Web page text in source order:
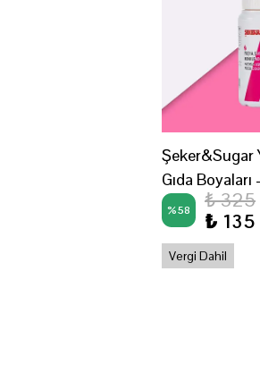
Şeker&Sugar
Gıda Boyaları
%58
₺ 325
₺ 135
Vergi Dahil